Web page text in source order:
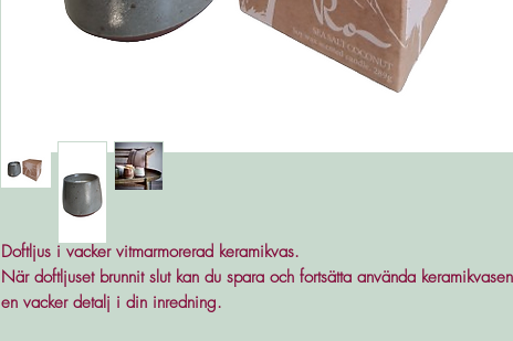
Doftljus i vacker vitmarmorerad keramikvas.
När doftljuset brunnit slut kan du spara och fortsätta använda
en vacker detalj i din inredning.